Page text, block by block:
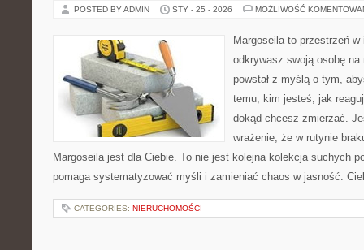
POSTED BY ADMIN STY - 25 - 2026 MOŻLIWOŚĆ
Margoseila to przestrzeń
odkrywasz swoją osobę
powstał z myślą o tym,
temu, kim jesteś, jak
dokąd chcesz zmierzać.
wrażenie, że w rutynie
Margoseila jest dla Ciebie. To nie jest kolejna kolekcja suchych
pomaga systematyzować myśli i zamieniać chaos w jasność.
CATEGORIES: NIERUCHOMOŚCI